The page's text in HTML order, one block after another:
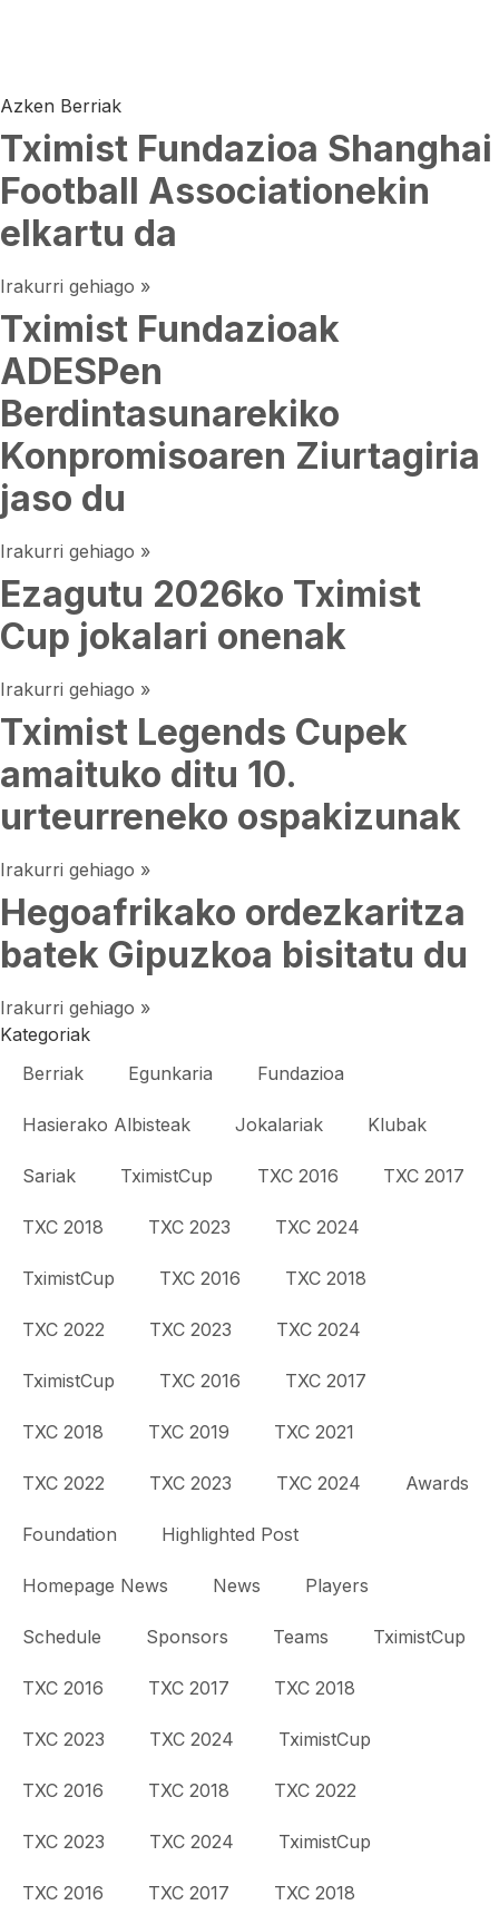
Azken Berriak
Tximist Fundazioa Shanghai
Football Associationekin
elkartu da
Irakurri gehiago »
Tximist Fundazioak
ADESPen
Berdintasunarekiko
Konpromisoaren Ziurtagiria
jaso du
Irakurri gehiago »
Ezagutu 2026ko Tximist
Cup jokalari onenak
Irakurri gehiago »
Tximist Legends Cupek
amaituko ditu 10.
urteurreneko ospakizunak
Irakurri gehiago »
Hegoafrikako ordezkaritza
batek Gipuzkoa bisitatu du
Irakurri gehiago »
Kategoriak
Berriak
Egunkaria Fundazioa
Hasierako Albisteak Jokalariak Klubak
Sariak TximistCup TXC 2016 TXC 2017
TXC 2018 TXC 2023 TXC 2024
TximistCup TXC 2016 TXC 2018
TXC 2022 TXC 2023 TXC 2024
TximistCup TXC 2016 TXC 2017
TXC 2018 TXC 2019 TXC 2021
TXC 2022 TXC 2023 TXC 2024 Awards
Foundation Highlighted Post
Homepage News News Players
Schedule Sponsors Teams TximistCup
TXC 2016 TXC 2017 TXC 2018
TXC 2023 TXC 2024 TximistCup
TXC 2016 TXC 2018 TXC 2022
TXC 2023 TXC 2024 TximistCup
TXC 2016 TXC 2017 TXC 2018